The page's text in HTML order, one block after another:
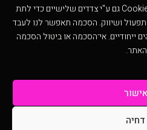
אנו משתמשים בטכנולוגיות כמו Cookies גם ע"י צדדים שלישיים כדי לתת
תפעול ושיווק. הסכמה תאפשר לנו לעבד
ייחודיים. אי־הסכמה או ביטול הסכמה
אישור
דחיה